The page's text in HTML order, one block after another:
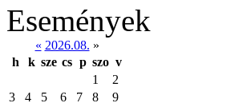
Események
« 2026.08. »
h
k sze cs p szo v
1
2
3
4 5 6 7 8
9